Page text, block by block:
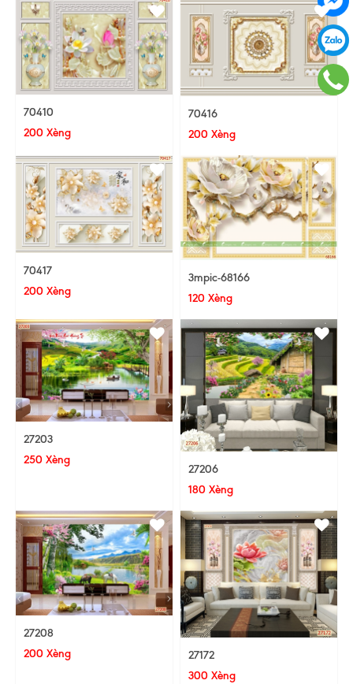
70410
200 Xèng
70416
200 Xèng
70417
200 Xèng
3mpic-68166
120 Xèng
27203
250 Xèng
27206
180 Xèng
27208
200 Xèng
27172
300 Xèng